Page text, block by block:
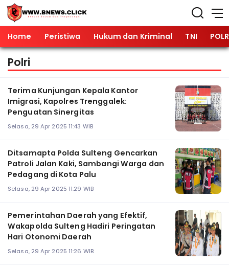
Home Peristiwa Hukum dan Kriminal TNI
Polri
Terima Kunjungan Kepala Kantor
Imigrasi, Kapolres Trenggalek:
Penguatan Sinergitas
Selasa, 29 Apr 2025 11:43 WIB
Ditsamapta Polda Sulteng Gencarkan
Patroli Jalan Kaki, Sambangi Warga dan
Pedagang di Kota Palu
Selasa, 29 Apr 2025 11:29 WIB
Pemerintahan Daerah yang Efektif,
Wakapolda Sulteng Hadiri Peringatan
Hari Otonomi Daerah
Selasa, 29 Apr 2025 11:26 WIB